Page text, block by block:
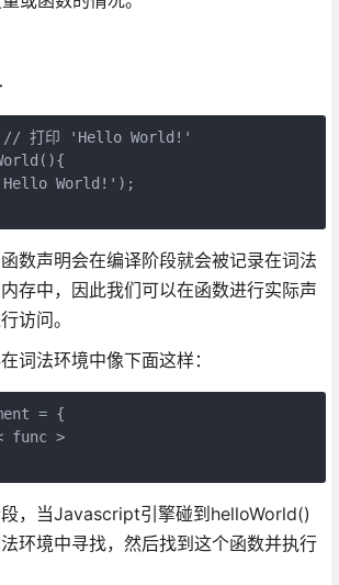
打印 'Hello World!'
World!');
数声明会在编译阶段就会被记录在词法
存中，因此我们可以在函数进行实际声
访问。
词法环境中像下面这样：
= {
func >
，当Javascript引擎碰到helloWorld()
环境中寻找，然后找到这个函数并执行